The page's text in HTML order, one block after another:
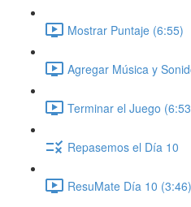
Mostrar Puntaje (6:55)
Agregar Música y
Terminar el Juego
Repasemos el Día 10
ResuMate Día 10 (3:46)